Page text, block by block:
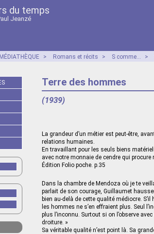
du temps
Jeanzé
MÉDIATHÈQUE > Romans et récits > S comme... >
Terre des hommes
(1939)
La grandeur d’un métier est peut-être,
relations humaines.
En travaillant pour les seuls biens
avec notre monnaie de cendre qui procure
Édition Folio poche. p.35
Dans la chambre de Mendoza où je te
parlait de son courage, Guillaumet
bien au-delà de cette qualité médiocre.
les hommes ne s’en effraient plus. Seul
plus l’inconnu. Surtout si on l’observe
droiture. »
Sa véritable qualité n’est point là. Sa